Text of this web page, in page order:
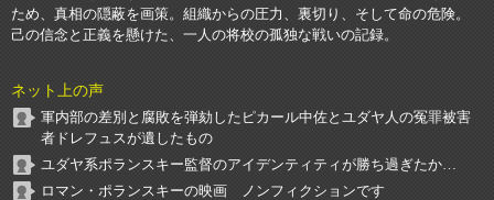
ため、真相の隠蔽を画策。組織からの圧力、裏切り、そして命の危険。
己の信念と正義を懸けた、一人の将校の孤独な戦いの記録。
ネット上の声
軍内部の差別と腐敗を弾劾したピカール中佐とユダヤ人の冤罪被害
者ドレフュスが遺したもの
ユダヤ系ポランスキー監督のアイデンティティが勝ち過ぎたか…
ロマン・ポランスキーの映画 ノンフィクションです